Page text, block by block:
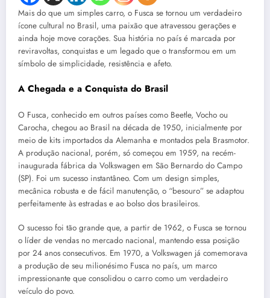
Mais do que um simples carro, o Fusca se tornou um verdadeiro
ícone cultural no Brasil, uma paixão que atravessou gerações e
ainda hoje move corações. Sua história no país é marcada por
reviravoltas, conquistas e um legado que o transformou em um
símbolo de simplicidade, resistência e afeto.
A Chegada e a Conquista do Brasil
O Fusca, conhecido em outros países como Beetle, Vocho ou
Carocha, chegou ao Brasil na década de 1950, inicialmente por
meio de kits importados da Alemanha e montados pela Brasmotor.
A produção nacional, porém, só começou em 1959, na recém-
inaugurada fábrica da Volkswagen em São Bernardo do Campo
(SP). Foi um sucesso instantâneo. Com um design simples,
mecânica robusta e de fácil manutenção, o “besouro” se adaptou
perfeitamente às estradas e ao bolso dos brasileiros.
O sucesso foi tão grande que, a partir de 1962, o Fusca se tornou
o líder de vendas no mercado nacional, mantendo essa posição
por 24 anos consecutivos. Em 1970, a Volkswagen já comemorava
a produção de seu milionésimo Fusca no país, um marco
impressionante que consolidou o carro como um verdadeiro
veículo do povo.